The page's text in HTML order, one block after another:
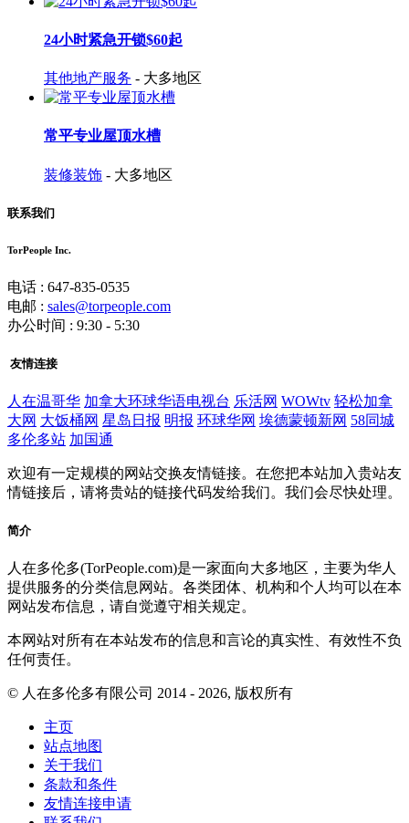
24小时紧急开锁$60起
其他地产服务 - 大多地区
常平专业屋顶水槽
装修装饰 - 大多地区
联系我们
TorPeople Inc.
电话 : 647-835-0535
电邮 : sales@torpeople.com
办公时间 : 9:30 - 5:30
友情连接
人在温哥华 加拿大环球华语电视台 乐活网 WOWtv 轻松加拿
大网 大饭桶网 星岛日报 明报 环球华网 埃德蒙顿新网 58同城
多伦多站 加国通
欢迎有一定规模的网站交换友情链接。在您把本站加入贵站友
情链接后，请将贵站的链接代码发给我们。我们会尽快处理。
简介
人在多伦多(TorPeople.com)是一家面向大多地区，主要为华人
提供服务的分类信息网站。各类团体、机构和个人均可以在本
网站发布信息，请自觉遵守相关规定。
本网站对所有在本站发布的信息和言论的真实性、有效性不负
任何责任。
© 人在多伦多有限公司 2014 - 2026, 版权所有
主页
站点地图
关于我们
条款和条件
友情连接申请